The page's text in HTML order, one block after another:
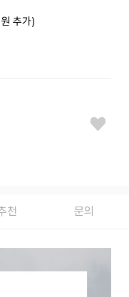
추가)
천 문의